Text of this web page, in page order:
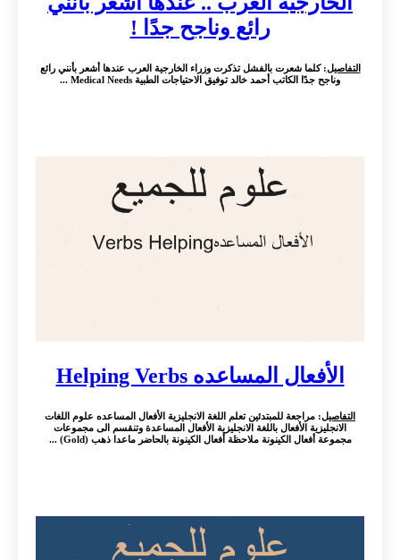
رائع وناجح جدًا !
التفاصيل: كلما شعرت بالفشل تذكرت وزراء الخارجية العرب عندها أشعر بأنني رائع
وناجح جدًا الكاتب أحمد خالد توفيق الاحتياجات الطبية Medical Needs ...
الأفعال المساعده Helping Verbs
التفاصيل: مراجعة للمبتدئين تعلم اللغة الانجليزية الأفعال المساعده علوم اللغات
الانجليزية الأفعال باللغة الانجليزية الأفعال المساعدة وتنقسم الى مجموعات
مجموعة أفعال الكينونة ملاحظة أفعال الكينونة بالحاضر ماعدا ذهب (Gold) ...